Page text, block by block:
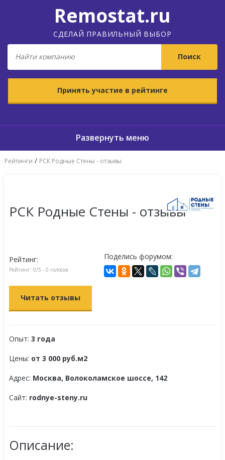
Remostat.ru
СДЕЛАЙ ПРАВИЛЬНЫЙ ВЫБОР
Принять участие в рейтинге
Рейтинги / РСК Родные Стены - отзывы
РСК Родные Стены - отзывы
Рейтинг:
Рейтинг: 0/5 - 0 голосов
Поделись форумом:
Читать отзывы
Опыт: 3 года
Цены: от 3 000 руб.м2
Адрес: Москва, Волоколамское шоссе, 142
Сайт: rodnye-steny.ru
Описание: